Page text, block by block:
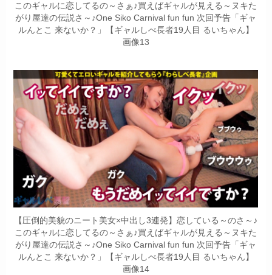
このギャルに恋してるの～さぁ♪買えばギャルが見える～ヌキた
がり屋達の伝説さ～♪One Siko Carnival fun fun 次回予告「ギャ
ルんとこ 来ないか？」【ギャルしべ長者19人目 るいちゃん】
画像13
【圧倒的美貌のニート美女×中出し3連発】恋している～のさ～♪
このギャルに恋してるの～さぁ♪買えばギャルが見える～ヌキた
がり屋達の伝説さ～♪One Siko Carnival fun fun 次回予告「ギャ
ルんとこ 来ないか？」【ギャルしべ長者19人目 るいちゃん】
画像14